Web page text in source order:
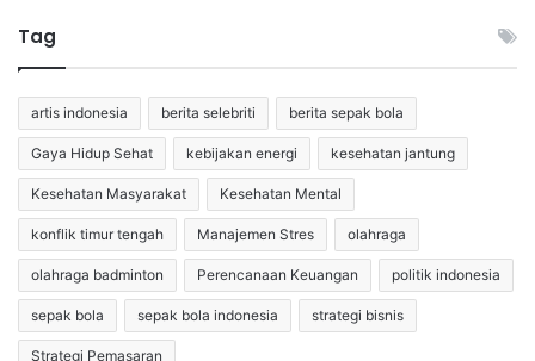
Tag
artis indonesia berita selebriti berita sepak bola
Gaya Hidup Sehat kebijakan energi kesehatan jantung
Kesehatan Masyarakat Kesehatan Mental
konflik timur tengah Manajemen Stres olahraga
olahraga badminton Perencanaan Keuangan politik indonesia
sepak bola sepak bola indonesia strategi bisnis
Strategi Pemasaran